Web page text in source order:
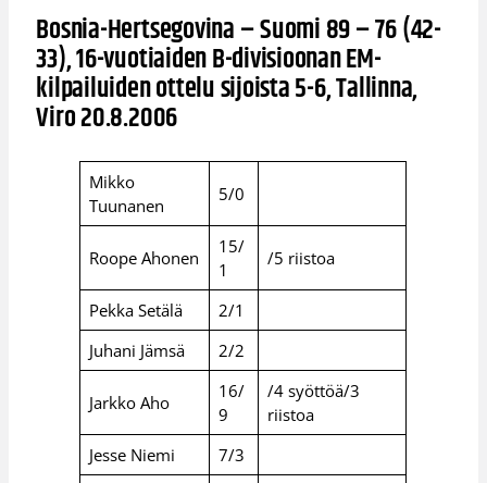
Bosnia-Hertsegovina – Suomi 89 – 76 (42-
33), 16-vuotiaiden B-divisioonan EM-
kilpailuiden ottelu sijoista 5-6, Tallinna,
Viro 20.8.2006
Mikko
Tuunanen
5/0
Roope Ahonen
15/
1
/5 riistoa
Pekka Setälä
2/1
Juhani Jämsä
2/2
Jarkko Aho
16/
9
/4 syöttöä/3
riistoa
Jesse Niemi
7/3